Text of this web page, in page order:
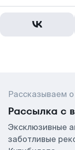
Рассказываем
Рассылка с
Эксклюзивные
заботливые